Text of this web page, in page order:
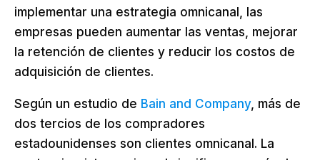
implementar una estrategia omnicanal, las
empresas pueden aumentar las ventas, mejorar
la retención de clientes y reducir los costos de
adquisición de clientes.
Según un estudio de Bain and Company, más de
dos tercios de los compradores
estadounidenses son clientes omnicanal. La